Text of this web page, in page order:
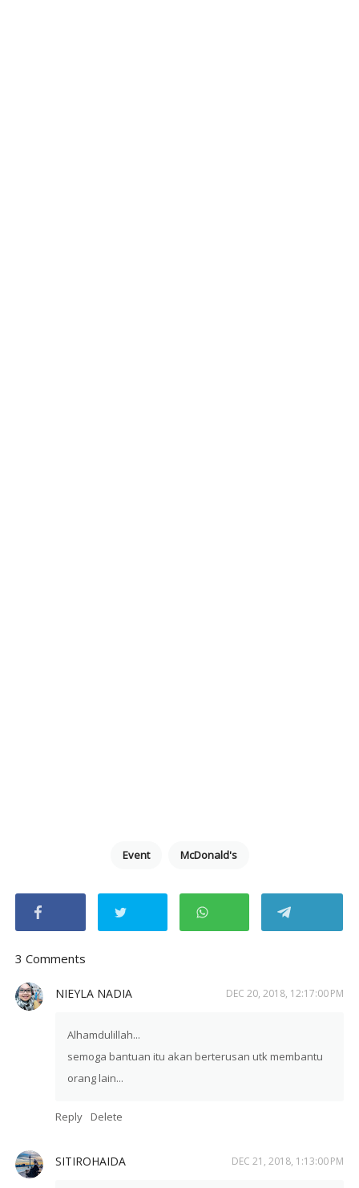
Event McDonald's
3 Comments
NIEYLA NADIA DEC 20, 2018, 12:17:00 PM
Alhamdulillah...
semoga bantuan itu akan berterusan utk membantu
orang lain...
Reply Delete
SITIROHAIDA DEC 21, 2018, 1:13:00 PM